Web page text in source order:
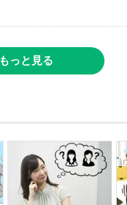
もっと見る